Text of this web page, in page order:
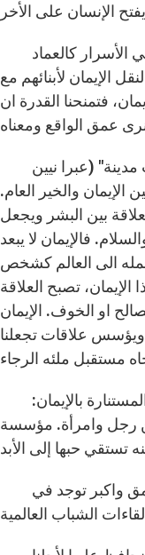
الإيمان لأبنائهم مع
فتمنحنا القدرة ان
(عبرا نيين
الإيمان والخير العام.
بين البشر ويجعل
فالإيمان لا يبعد
الى العالم كشخص
تصبح العلاقة
او الخوف. الإيمان
ويؤسس علاقات تجعلنا
بالإيمان:
رجل وامرأة. مؤسسة
واكبر توجد في